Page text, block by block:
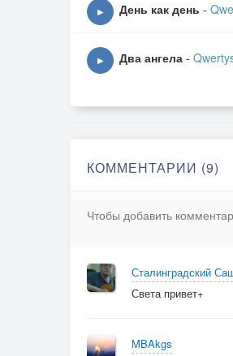
▶ День как день -
▶ Два ангела -
КОММЕНТАРИИ (9)
Чтобы добавить
Сталинградский
Света привет+
MBAkgs